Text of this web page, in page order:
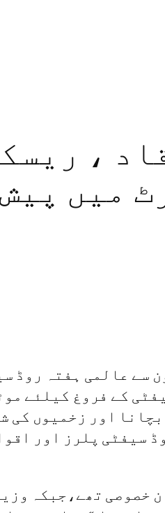
،
میں
کے فروغ کیلئے
بچانا اور زخمیوں کی
سیفٹی پلرز اور
خصوصی تھے،جبکہ